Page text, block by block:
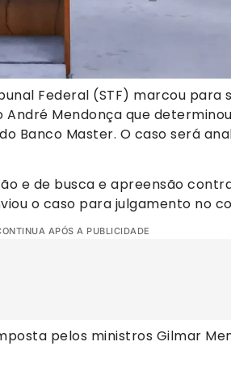
Federal (STF) marcou para
Mendonça que
Banco Master. O caso será
e de busca e apreensão
o caso para julgamento no
APÓS A PUBLICIDADE
pelos ministros Gilmar